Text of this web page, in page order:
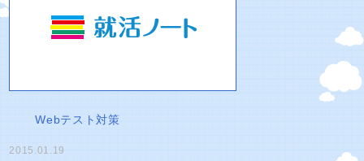
Webテスト対策
2015.01.19